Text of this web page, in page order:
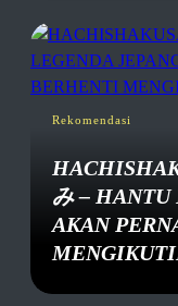
Rekomendasi
み – HANTU
AKAN